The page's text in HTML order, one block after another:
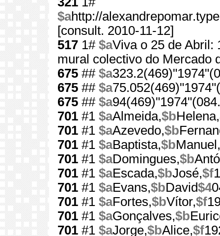
$ahttp://
[consult. 2010-11-12]
517 1# $aViva o 25 de Abril:
mural colectivo do Mercado
675 ## $a
675 ## $a
675 ## $a
701 #1 $aAlmeida,$bHelena,
701 #1 $aAzevedo,$b
701 #1 $aBaptista,$bManuel,
701 #1 $aDomingues,$b
701 #1 $aEscada,$bJosé,$f
701 #1 $aEvans,$bDavid$4
701 #1 $aFortes,$bVítor,$f
701 #1 $aGonçalves,$b
701 #1 $aJorge,$bAlice,$f